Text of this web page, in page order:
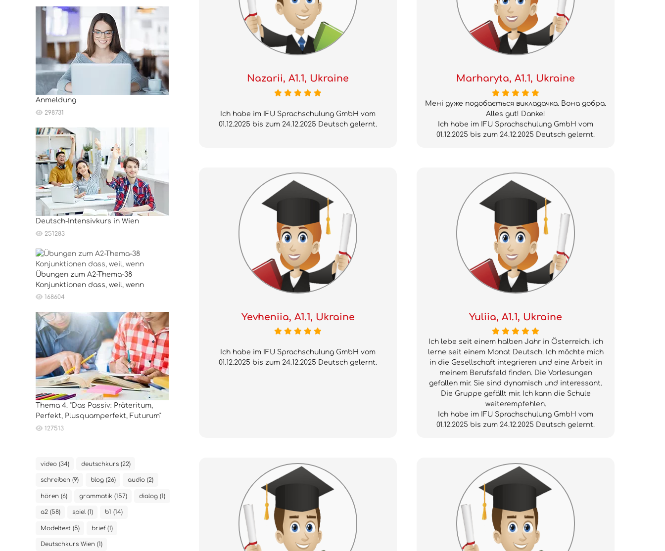
Anmeldung
298731
Deutsch-Intensivkurs in Wien
251283
Übungen zum A2-Thema-38
Konjunktionen dass, weil, wenn
168604
Thema 4. "Das Passiv: Präteritum,
Perfekt, Plusquamperfekt, Futurum"
127513
video (34) deutschkurs (22)
schreiben (9) blog (26) audio (2)
hören (6) grammatik (157) dialog (1)
a2 (58) spiel (1) b1 (14)
Modeltest (5) brief (1)
Deutschkurs Wien (1)
Nazarii, A1.1, Ukraine
Ich habe im IFU Sprachschulung GmbH vom
01.12.2025 bis zum 24.12.2025 Deutsch gelernt.
Marharyta, A1.1, Ukraine
Мені дуже подобається викладачка. Вона добра.
Alles gut! Danke!
Ich habe im IFU Sprachschulung GmbH vom
01.12.2025 bis zum 24.12.2025 Deutsch gelernt.
Yevheniia, A1.1, Ukraine
Ich habe im IFU Sprachschulung GmbH vom
01.12.2025 bis zum 24.12.2025 Deutsch gelernt.
Yuliia, A1.1, Ukraine
Ich lebe seit einem halben Jahr in Österreich. ich
lerne seit einem Monat Deutsch. Ich möchte mich
in die Gesellschaft integrieren und eine Arbeit in
meinem Berufsfeld finden. Die Vorlesungen
gefallen mir. Sie sind dynamisch und interessant.
Die Gruppe gefällt mir. Ich kann die Schule
weiterempfehlen.
Ich habe im IFU Sprachschulung GmbH vom
01.12.2025 bis zum 24.12.2025 Deutsch gelernt.